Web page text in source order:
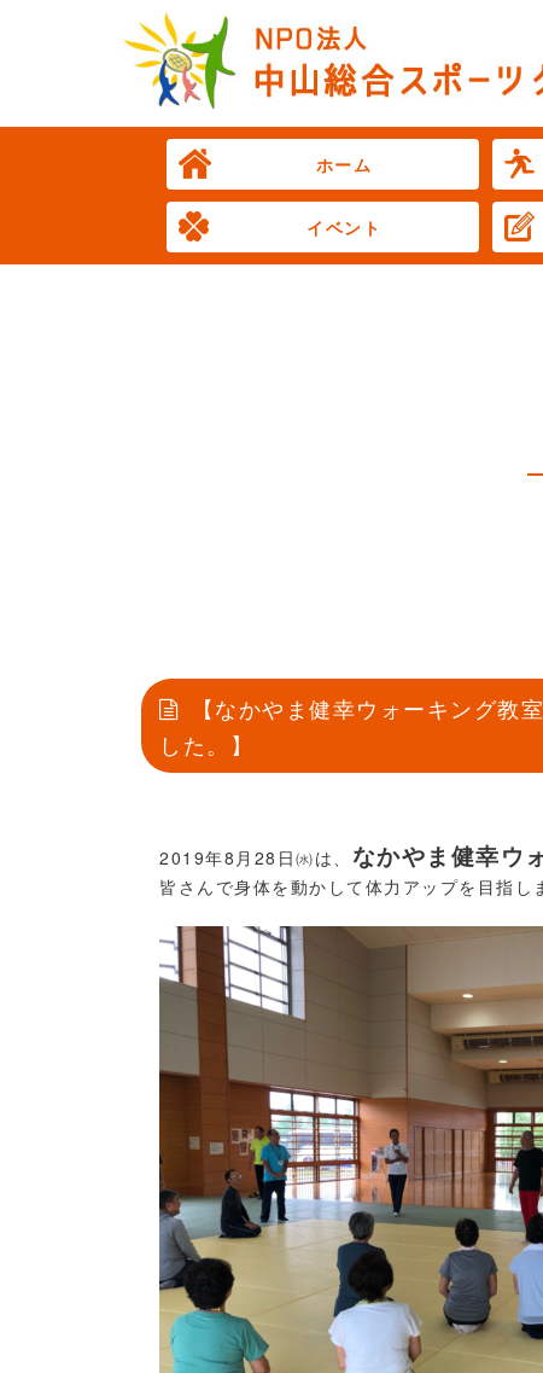
ホーム
イベント
【なかやま健幸ウォーキング教
した。】
2019年8月28日㈬は、 なかやま健幸ウ
皆さんで身体を動かして体力アップを目指し